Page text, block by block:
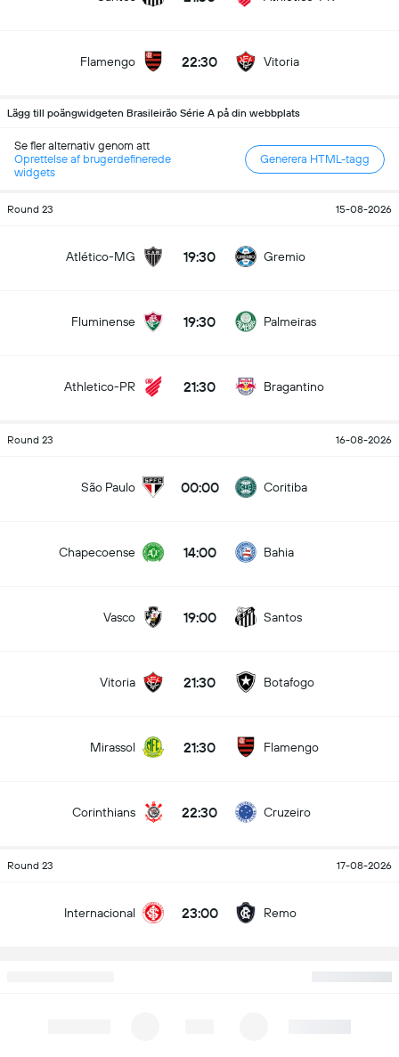
Flamengo 22:30 Vitoria
Lägg till poängwidgeten Brasileirão Série A på din webbplats
Se fler alternativ genom att
Oprettelse af brugerdefinerede
widgets
Generera HTML-tagg
Round 23 15-08-2026
Atlético-MG 19:30 Gremio
Fluminense 19:30 Palmeiras
Athletico-PR 21:30 Bragantino
Round 23 16-08-2026
São Paulo 00:00 Coritiba
Chapecoense 14:00 Bahia
Vasco 19:00 Santos
Vitoria 21:30 Botafogo
Mirassol 21:30 Flamengo
Corinthians 22:30 Cruzeiro
Round 23 17-08-2026
Internacional 23:00 Remo